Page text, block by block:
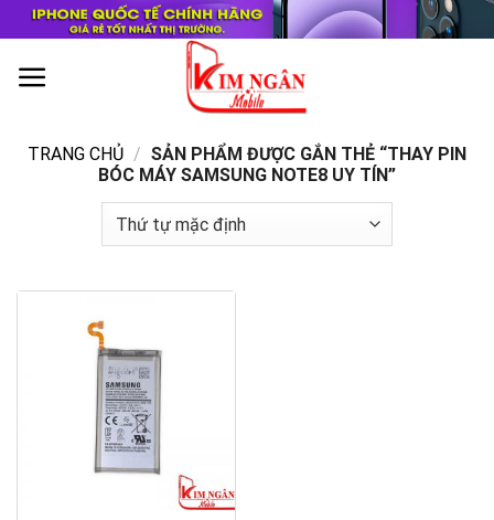
Skip
to
content
TRANG CHỦ / SẢN PHẨM ĐƯỢC GẮN THẺ “THAY PIN
BÓC MÁY SAMSUNG NOTE8 UY TÍN”